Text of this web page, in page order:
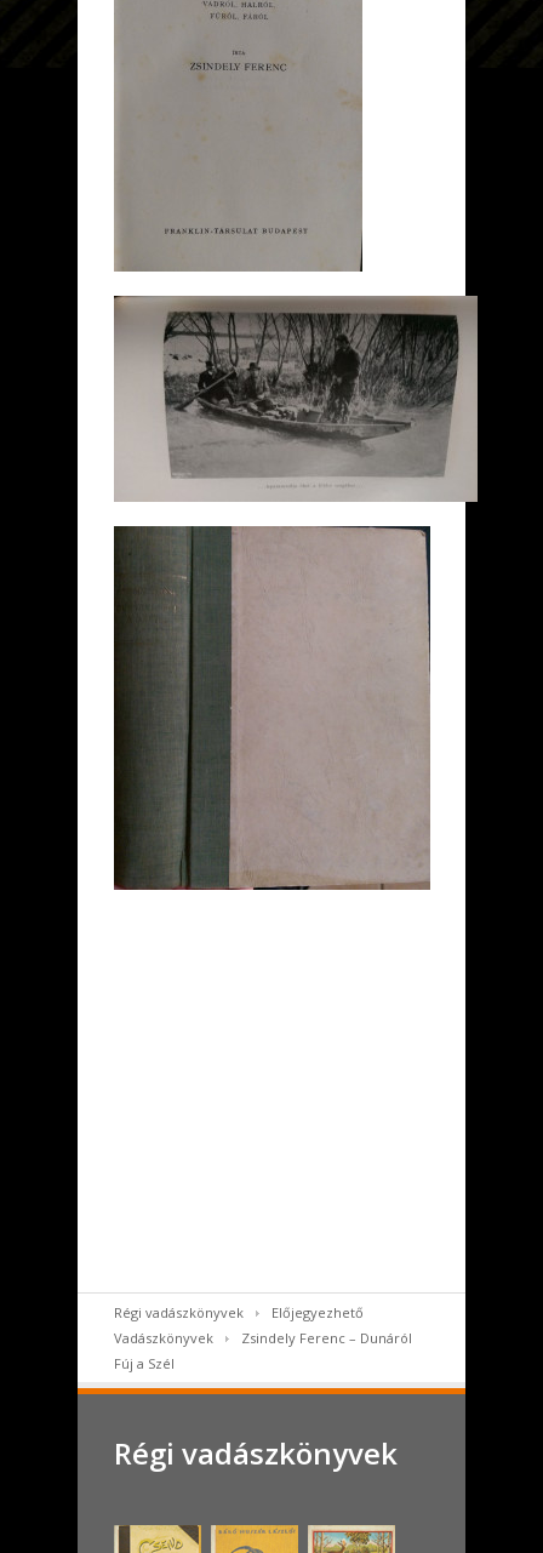
Régi vadászkönyvek
Előjegyezhető
Vadászkönyvek
Zsindely Ferenc – Dunáról
Fúj a Szél
Régi vadászkönyvek